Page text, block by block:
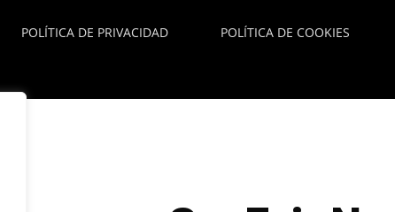
POLÍTICA DE PRIVACIDAD POLÍTICA DE COOKIES